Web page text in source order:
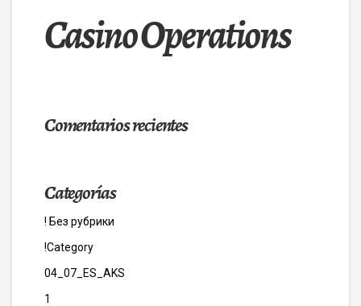
Casino Operations
Comentarios recientes
Categorías
! Без рубрики
!Category
04_07_ES_AKS
1